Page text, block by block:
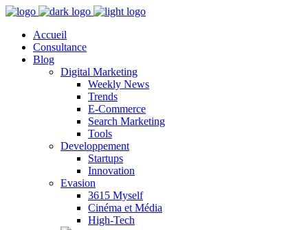
Accueil
Consultance
Blog
Digital Marketing
Weekly News
Trends
E-Commerce
Search Marketing
Tools
Developpement
Startups
Innovation
Evasion
3615 Myself
Cinéma et Média
High-Tech